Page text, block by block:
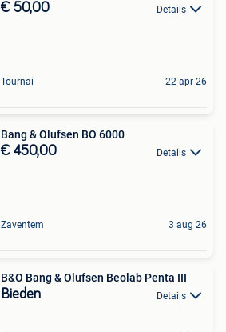
€ 50,00 Details
Tournai 22 apr 26
Bang & Olufsen BO 6000
€ 450,00 Details
Zaventem 3 aug 26
B&O Bang & Olufsen Beolab Penta III
Bieden Details